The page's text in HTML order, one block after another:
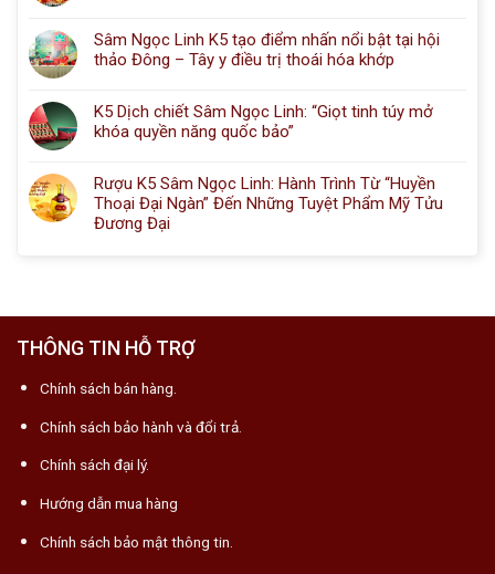
Sâm Ngọc Linh K5 tạo điểm nhấn nổi bật tại hội
thảo Đông – Tây y điều trị thoái hóa khớp
K5 Dịch chiết Sâm Ngọc Linh: “Giọt tinh túy mở
khóa quyền năng quốc bảo”
Rượu K5 Sâm Ngọc Linh: Hành Trình Từ “Huyền
Thoại Đại Ngàn” Đến Những Tuyệt Phẩm Mỹ Tửu
Đương Đại
THÔNG TIN HỖ TRỢ
Chính sách bán hàng.
Chính sách bảo hành và đổi trả.
Chính sách đại lý.
Hướng dẫn mua hàng
Chính sách bảo mật thông tin.